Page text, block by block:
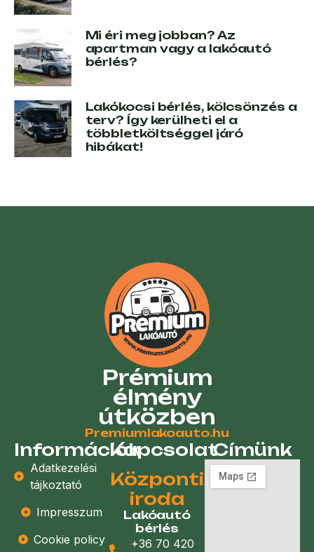
Mi éri meg jobban? Az
apartman vagy a lakóautó
bérlés?
Lakókocsi bérlés, kölcsönzés a
terv? Így kerülheti el a
többletköltséggel járó
hibákat!
Prémium
élmény
útközben
Premiumlakoauto.hu
Információk
Adatkezelési
tájkoztató
Impresszum
Cookie policy
Kapcsolat
Központi
iroda
Lakóautó
bérlés
+36 70 420
Címünk